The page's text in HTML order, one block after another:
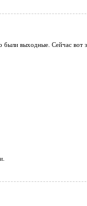
выходные. Сейчас вот